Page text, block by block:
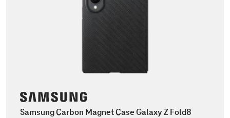
Samsung Carbon Magnet Case Galaxy Z Fold8